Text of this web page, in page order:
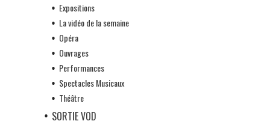
Expositions
La vidéo de la semaine
Opéra
Ouvrages
Performances
Spectacles Musicaux
Théâtre
SORTIE VOD